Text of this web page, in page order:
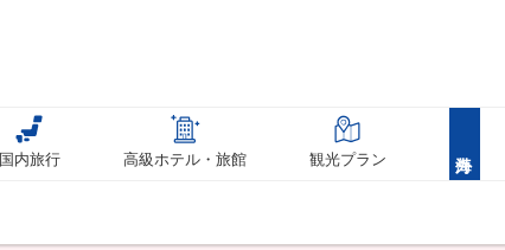
国内旅行 高級ホテル・旅館 観光プラン